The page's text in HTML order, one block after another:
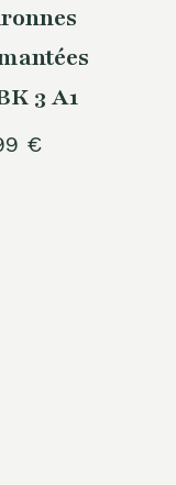
3 A1
€